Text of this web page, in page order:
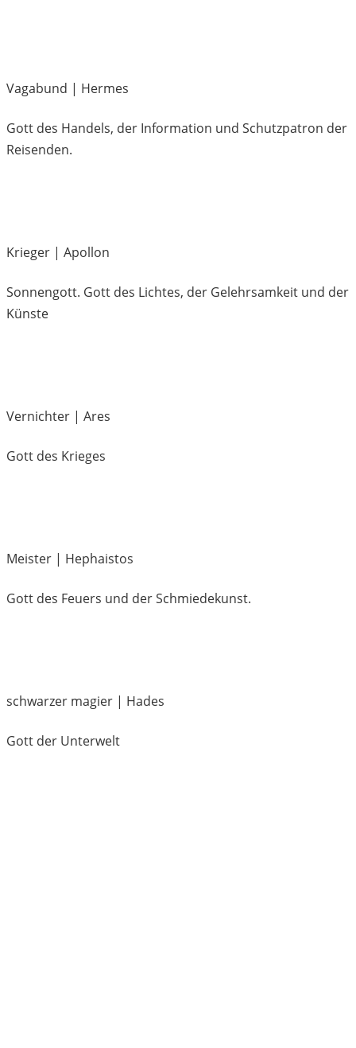
Vagabund | Hermes
Gott des Handels, der Information und Schutzpatron der
Reisenden.
Krieger | Apollon
Sonnengott. Gott des Lichtes, der Gelehrsamkeit und der
Künste
Vernichter | Ares
Gott des Krieges
Meister | Hephaistos
Gott des Feuers und der Schmiedekunst.
schwarzer magier | Hades
Gott der Unterwelt